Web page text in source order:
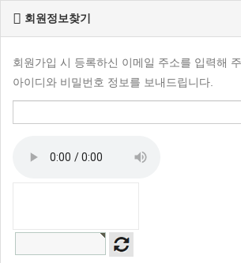
회원정보찾기
회원가입 시 등록하신 이메일 주소를 입력해
아이디와 비밀번호 정보를 보내드립니다.